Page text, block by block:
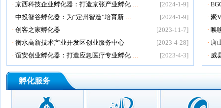
[2024-1-9]
· 京西科技企业孵化器：打造京张产业孵化 …
[2024-1-9]
· 中投智谷孵化器：为“定州智造”培育新 …
[2023-11-7]
· 创客之家孵化器
[2023-4-28]
· 衡水高新技术产业开发区创业服务中心
[2023-4-3]
· 谊安创业孵化器：打造应急医疗专业孵化 …
·
· 聚
· 唤
· 唐
· 威
孵化服务